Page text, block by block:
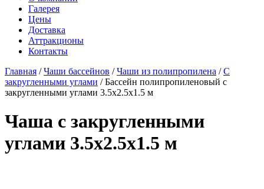
Галерея
Цены
Доставка
Аттракционы
Контакты
Главная /Чаши бассейнов /Чаши из полипропилена /С
закругленными углами /Бассейн полипропиленовый с
закругленными углами 3.5x2.5x1.5 м
Чаша с закругленными
углами 3.5x2.5x1.5 м